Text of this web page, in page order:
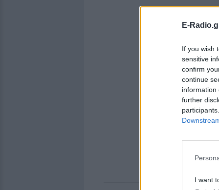
E-
If you wish
sensitive
confirm
continue
information
further
I want